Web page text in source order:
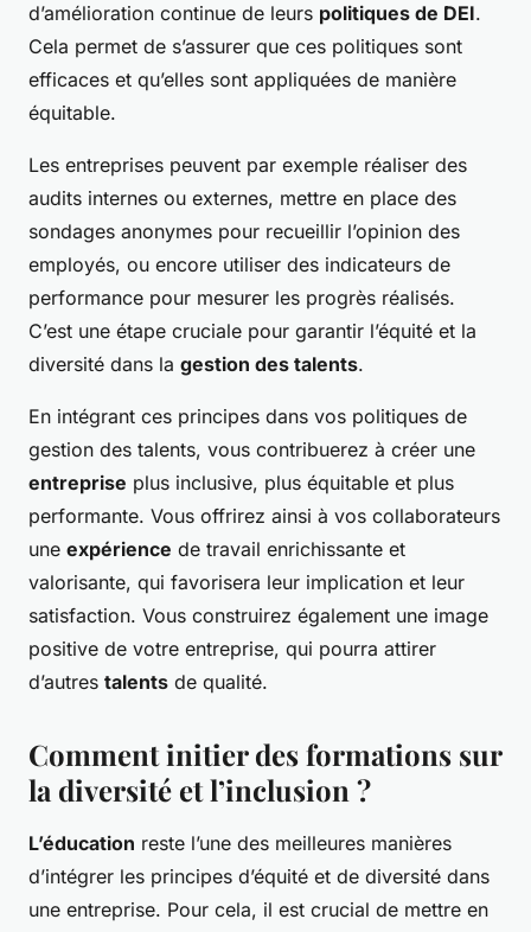
d’amélioration continue de leurs politiques de DEI.
Cela permet de s’assurer que ces politiques sont
efficaces et qu’elles sont appliquées de manière
équitable.
Les entreprises peuvent par exemple réaliser des
audits internes ou externes, mettre en place des
sondages anonymes pour recueillir l’opinion des
employés, ou encore utiliser des indicateurs de
performance pour mesurer les progrès réalisés.
C’est une étape cruciale pour garantir l’équité et la
diversité dans la gestion des talents.
En intégrant ces principes dans vos politiques de
gestion des talents, vous contribuerez à créer une
entreprise plus inclusive, plus équitable et plus
performante. Vous offrirez ainsi à vos collaborateurs
une expérience de travail enrichissante et
valorisante, qui favorisera leur implication et leur
satisfaction. Vous construirez également une image
positive de votre entreprise, qui pourra attirer
d’autres talents de qualité.
Comment initier des formations sur
la diversité et l’inclusion ?
L’éducation reste l’une des meilleures manières
d’intégrer les principes d’équité et de diversité dans
une entreprise. Pour cela, il est crucial de mettre en